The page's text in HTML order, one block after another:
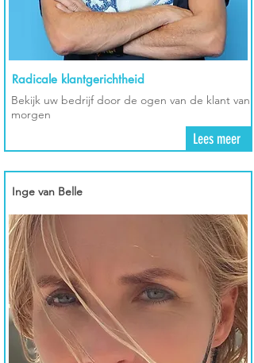
Radicale klantgerichtheid
Bekijk uw bedrijf door de ogen van de klant van
morgen
Lees meer
Inge van Belle